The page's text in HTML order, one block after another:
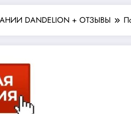
DANDELION + ОТЗЫВЫ